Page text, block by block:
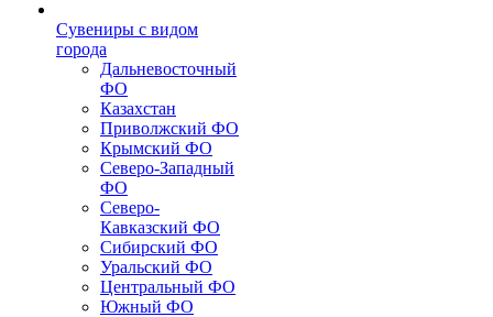
Сувениры с видом
города
Дальневосточный
ФО
Казахстан
Приволжский ФО
Крымский ФО
Северо-Западный
ФО
Северо-
Кавказский ФО
Сибирский ФО
Уральский ФО
Центральный ФО
Южный ФО